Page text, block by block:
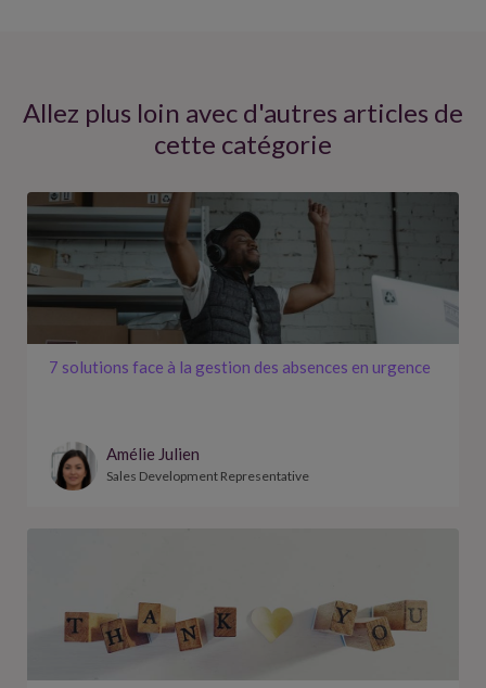
Allez plus loin avec d'autres articles de
cette catégorie
7 solutions face à la gestion des absences en urgence
Amélie Julien
Sales Development Representative